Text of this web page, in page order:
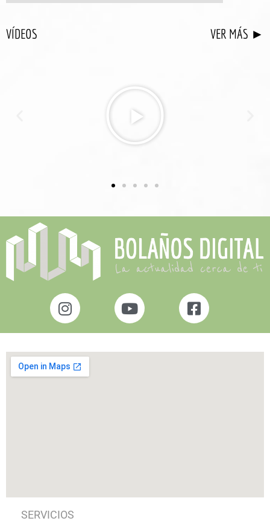
VÍDEOS VER MÁS ►
SERVICIOS